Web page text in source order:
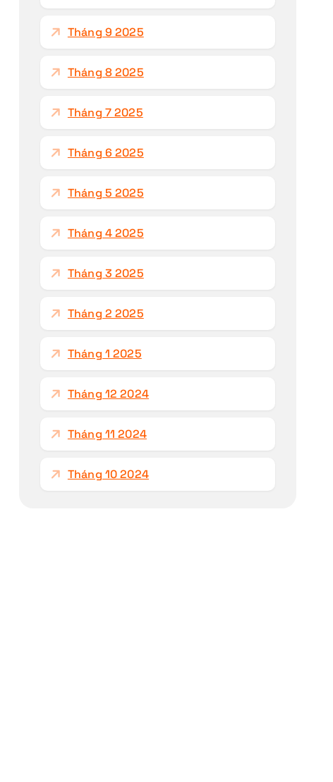
Tháng 9 2025
Tháng 8 2025
Tháng 7 2025
Tháng 6 2025
Tháng 5 2025
Tháng 4 2025
Tháng 3 2025
Tháng 2 2025
Tháng 1 2025
Tháng 12 2024
Tháng 11 2024
Tháng 10 2024